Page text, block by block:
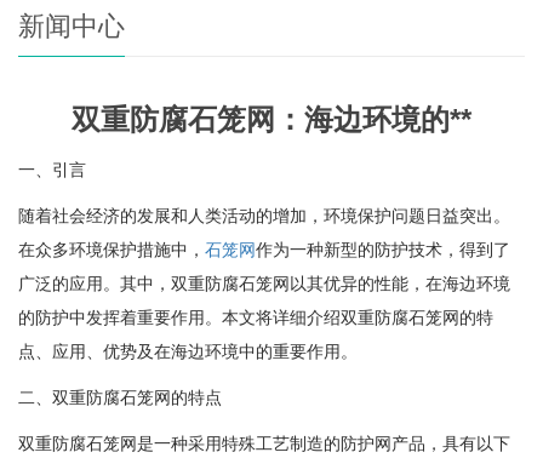
新闻中心
双重防腐石笼网：海边环境的**
一、引言
随着社会经济的发展和人类活动的增加，环境保护问题日益突出。
在众多环境保护措施中， 石笼网作为一种新型的防护技术，得到了
广泛的应用。其中，双重防腐石笼网以其优异的性能，在海边环境
的防护中发挥着重要作用。本文将详细介绍双重防腐石笼网的特
点、应用、优势及在海边环境中的重要作用。
二、双重防腐石笼网的特点
双重防腐石笼网是一种采用特殊工艺制造的防护网产品，具有以下